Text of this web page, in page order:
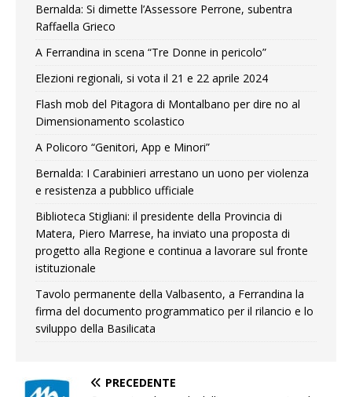
Bernalda: Si dimette l’Assessore Perrone, subentra
Raffaella Grieco
A Ferrandina in scena “Tre Donne in pericolo”
Elezioni regionali, si vota il 21 e 22 aprile 2024
Flash mob del Pitagora di Montalbano per dire no al
Dimensionamento scolastico
A Policoro “Genitori, App e Minori”
Bernalda: I Carabinieri arrestano un uono per violenza
e resistenza a pubblico ufficiale
Biblioteca Stigliani: il presidente della Provincia di
Matera, Piero Marrese, ha inviato una proposta di
progetto alla Regione e continua a lavorare sul fronte
istituzionale
Tavolo permanente della Valbasento, a Ferrandina la
firma del documento programmatico per il rilancio e lo
sviluppo della Basilicata
PRECEDENTE